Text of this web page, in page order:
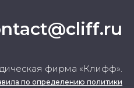
фирма «Клифф».
по определению политики